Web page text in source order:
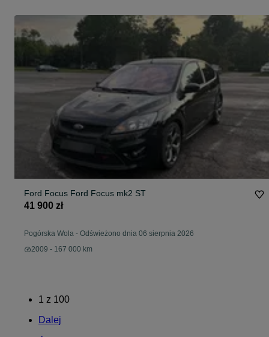
Ford Focus Ford Focus mk2 ST
41 900 zł
Pogórska Wola - Odświeżono dnia 06 sierpnia 2026
2009 - 167 000 km
1 z 100
Dalej